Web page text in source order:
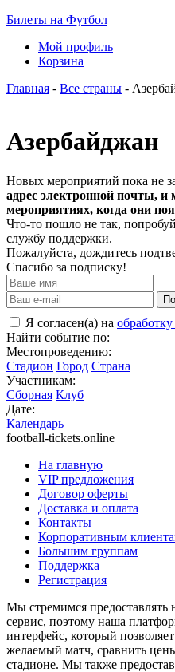
Билеты на Футбол
Мой профиль
Корзина
Главная - Все страны -
Азербайджан
Новых мероприятий пока не
адрес электронной почты,
мероприятиях, когда они
Что-то пошло не так,
службу поддержки.
Пожалуйста, дождитесь
Спасибо за подписку!
Я согласен(а) на
Найти событие по:
Местопроведению:
Стадион Город Страна
Участникам:
Сборная Клуб
Дате:
Календарь
football-tickets.online
На главную
VIP предложения
Договор оферты
Доставка и оплата
Контакты
Корпоративным
Большим группам
Поддержка
Регистрация
Мы стремимся
сервис, поэтому наша
интерфейс, который
желаемый матч, сравнить
стадионе. Мы также